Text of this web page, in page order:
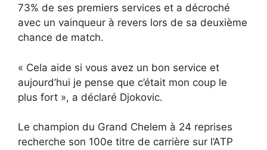
73% de ses premiers services et a décroché
avec un vainqueur à revers lors de sa deuxième
chance de match.
« Cela aide si vous avez un bon service et
aujourd’hui je pense que c’était mon coup le
plus fort », a déclaré Djokovic.
Le champion du Grand Chelem à 24 reprises
recherche son 100e titre de carrière sur l’ATP